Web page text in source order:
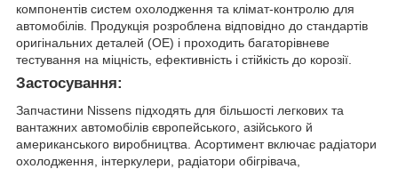
компонентів систем охолодження та клімат-контролю для
автомобілів. Продукція розроблена відповідно до стандартів
оригінальних деталей (OE) і проходить багаторівневе
тестування на міцність, ефективність і стійкість до корозії.
Застосування:
Запчастини Nissens підходять для більшості легкових та
вантажних автомобілів європейського, азійського й
американського виробництва. Асортимент включає радіатори
охолодження, інтеркулери, радіатори обігрівача,